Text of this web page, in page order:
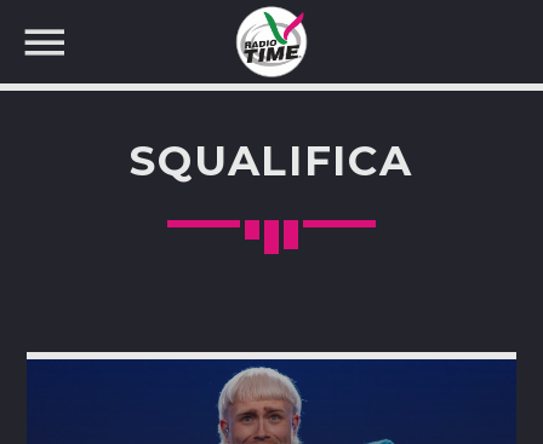
SQUALIFICA